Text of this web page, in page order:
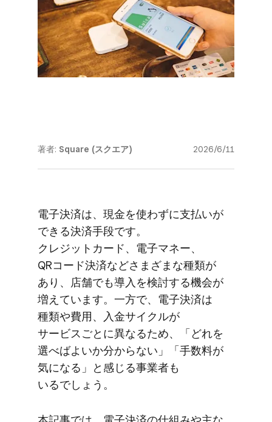
著者: Square (スクエア) 2026/6/11
電子決済は、​現金を​使わずに​支払いが​
できる​決済手段です。​
クレジットカード、​電子マネー、​
QRコード決済などさまざまな​種類が​
あり、​店舗でも​導入を​検討する​機会が​
増えています。​一方で、​電子決済は​
種類や​費用、​入金サイクルが​
サービスごとに​異なる​ため、​「どれを​
選べば​よいか​分からない」​「手数料が​
気に​なる」と​感じる​事業者も​
いるでしょう。